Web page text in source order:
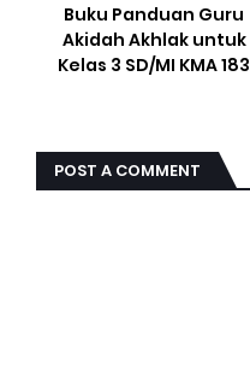
Buku Panduan Guru
Akidah Akhlak untuk
Kelas 3 SD/MI KMA 183
POST A COMMENT